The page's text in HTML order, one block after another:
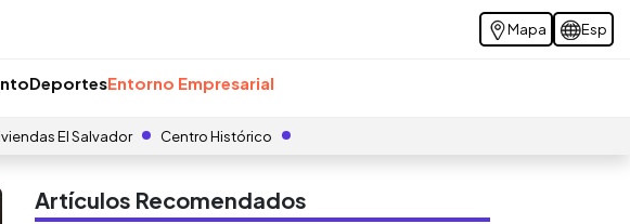
Mapa Esp
DeportesEntorno Empresarial
El Salvador Centro Histórico
Artículos Recomendados